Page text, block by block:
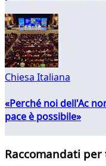
Chiesa Italiana
«Perché noi dell'Ac
pace è possibile»
Raccomandati per